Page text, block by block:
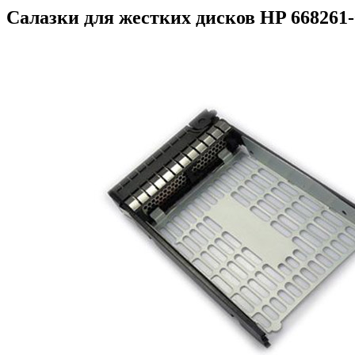
Салазки для жестких дисков HP